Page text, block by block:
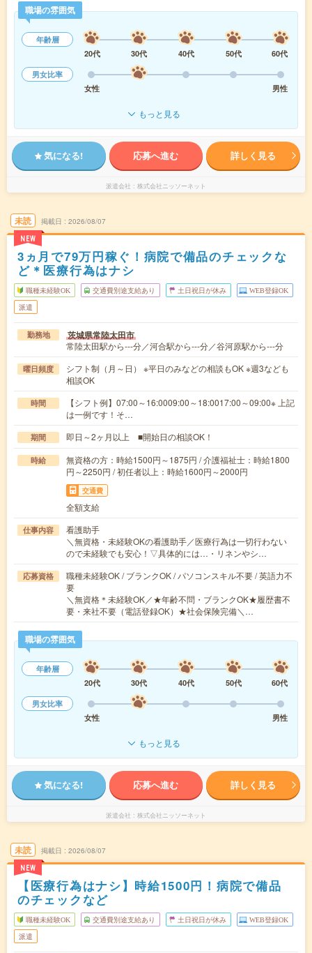
職場の雰囲気
年齢層
20代
30代 40代 50代
60代
男女比率
女性
男性
もっと見る
気になる! 応募へ進む 詳しく見る
派遣会社 株式会社ニッソーネット
未読
NEW
掲載日 2026/08/07
3ヵ月で79万円稼ぐ！病院で備品のチェックな
ど＊医療行為はナシ
職種未経験OK 交通費別途支給あり 土日祝日が休み WEB登録OK
派遣
勤務地 茨城県常陸太田市
常陸太田駅から---分／河合駅から---分／谷河原駅から---分
曜日頻度
シフト制（月～日） ※平日のみなどの相談もOK ※週3なども
相談OK
時間
【シフト例】07:00～16:0009:00～18:0017:00～09:00※ 上記
は一例です！そ…
期間 即日～2ヶ月以上 ■開始日の相談OK！
時給
無資格の方：時給1500円～1875円 / 介護福祉士：時給1800
円～2250円 / 初任者以上：時給1600円～2000円
交通費
全額支給
仕事内容
看護助手
＼無資格・未経験OKの看護助手／医療行為は一切行わない
ので未経験でも安心！▽具体的には…・リネンやシ…
応募資格
職種未経験OK / ブランクOK / パソコンスキル不要 / 英語力不
要
＼無資格＊未経験OK／★年齢不問・ブランクOK★履歴書不
要・来社不要（電話登録OK）★社会保険完備＼…
職場の雰囲気
年齢層
20代
30代 40代 50代
60代
男女比率
女性
男性
もっと見る
気になる! 応募へ進む 詳しく見る
派遣会社 株式会社ニッソーネット
未読
NEW
掲載日 2026/08/07
【医療行為はナシ】時給1500円！病院で備品
のチェックなど
職種未経験OK 交通費別途支給あり 土日祝日が休み WEB登録OK
派遣